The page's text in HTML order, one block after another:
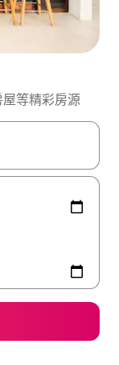
等精彩房源
或輕點、滑動裝置。